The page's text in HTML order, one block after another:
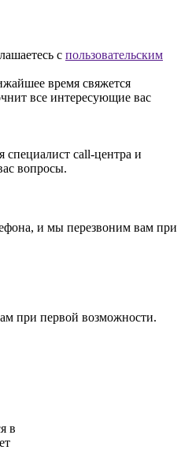
с пользовательским
время свяжется
все интересующие вас
call-центра и
вопросы.
и мы перезвоним вам при
при первой возможности.
в